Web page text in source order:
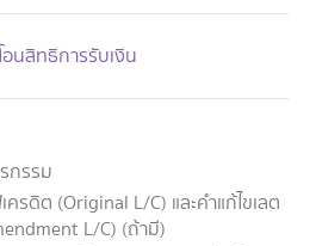
นสิทธิการรับเงิน
กรรม
รดิต (Original L/C) และคำแก้ไขเลต
L/C) (ถ้ามี)